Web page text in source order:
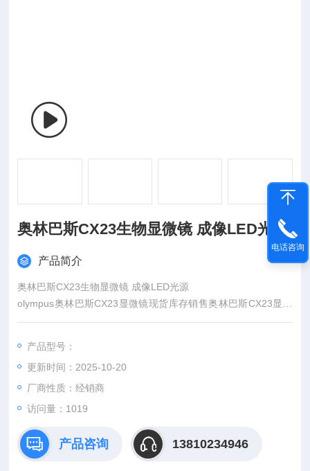
奥林巴斯CX23生物显微镜 成像LED光源
产品简介
奥林巴斯CX23生物显微镜 成像LED光源
olympus奥林巴斯CX23显微镜现货库存销售奥林巴斯CX23显微
镜采用与奥林巴斯高级显微镜相同的UIS2光学系统。而且平场消
度的清晰图像，清晰范围直达视场边缘。CX23显微镜理想的图
像分辨力，更高的可靠性和坚固性理想的图像质量。
产品型号：
更新时间：2025-10-20
厂商性质：经销商
访问量：1019
产品咨询 13810234946
电话咨询